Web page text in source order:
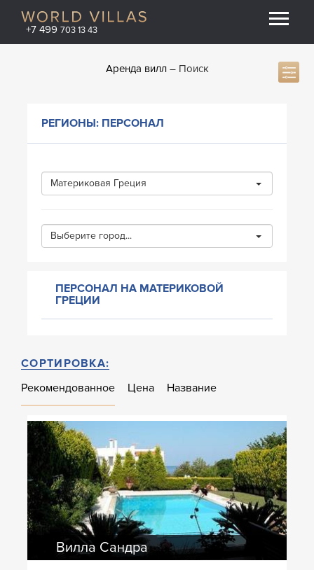
+7 499 703 13 43
Аренда вилл Поиск
РЕГИОНЫ: ПЕРСОНАЛ
Материковая Греция
Выберите город...
ПЕРСОНАЛ НА МАТЕРИКОВОЙ
ГРЕЦИИ
СОРТИРОВКА:
Рекомендованное
Цена Название
Вилла Сандра